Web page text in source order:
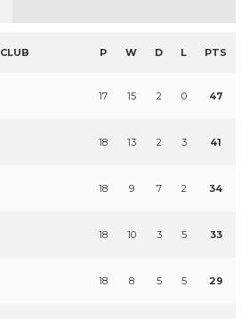
CLUB P W D L PTS
17 15 2 0 47
18 13 2 3 41
18 9 7 2 34
18 10 3 5 33
18 8 5 5 29